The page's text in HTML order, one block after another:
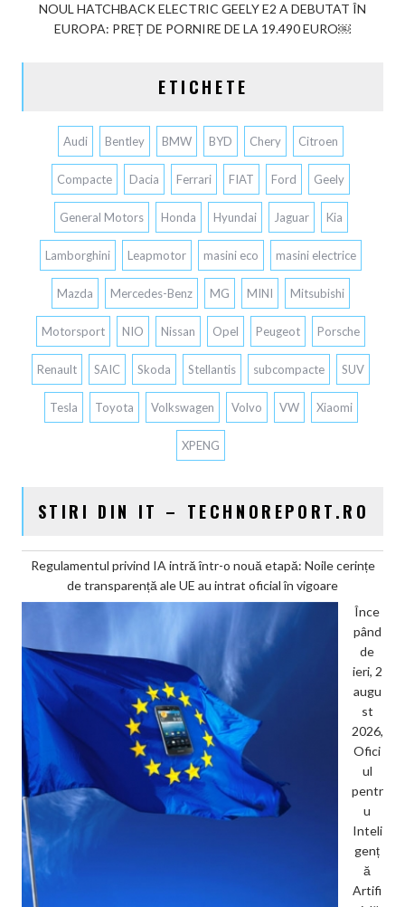
NOUL HATCHBACK ELECTRIC GEELY E2 A DEBUTAT ÎN
EUROPA: PREȚ DE PORNIRE DE LA 19.490 EURO￼
ETICHETE
Audi Bentley BMW BYD Chery Citroen
Compacte Dacia Ferrari FIAT Ford Geely
General Motors Honda Hyundai Jaguar Kia
Lamborghini Leapmotor masini eco masini electrice
Mazda Mercedes-Benz MG MINI Mitsubishi
Motorsport NIO Nissan Opel Peugeot Porsche
Renault SAIC Skoda Stellantis subcompacte SUV
Tesla Toyota Volkswagen Volvo VW Xiaomi
XPENG
STIRI DIN IT – TECHNOREPORT.RO
Regulamentul privind IA intră într-o nouă etapă: Noile cerințe
de transparență ale UE au intrat oficial în vigoare
Înce
pând
de
ieri, 2
augu
st
2026,
Ofici
ul
pentr
u
Inteli
genț
ă
Artifi